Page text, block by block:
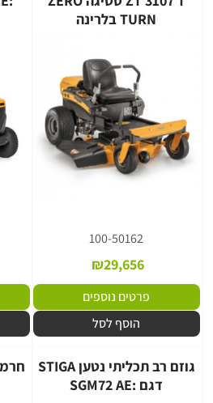
TURN בלרינה
100-50162
₪29,656
פרטים נוספים
הוסף לסל
גוזם רב תכליתי נטען STIGA
דגם :SGM72 AE